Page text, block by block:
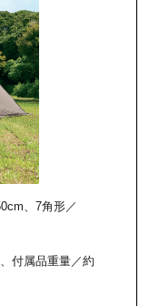
、7角形／
付属品重量／約